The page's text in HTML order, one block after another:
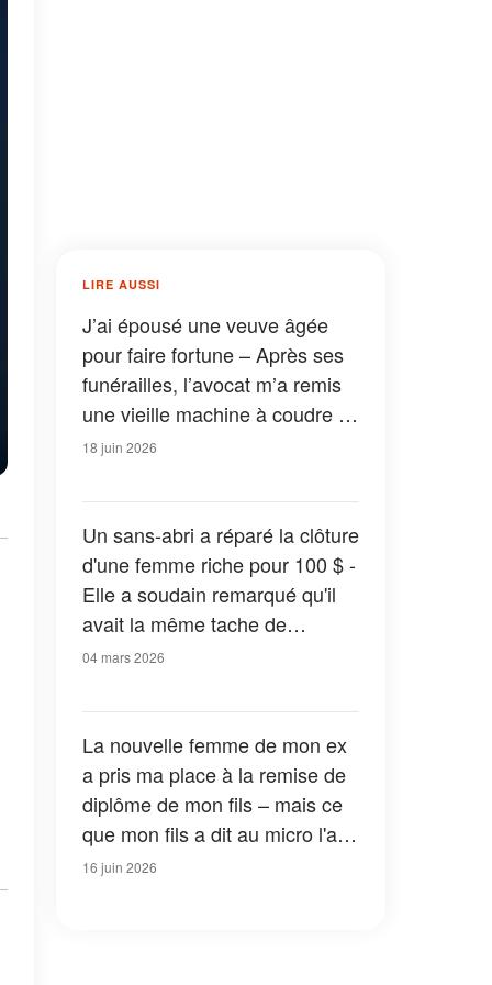
LIRE AUSSI
J’ai épousé une veuve âgée
pour faire fortune – Après ses
funérailles, l’avocat m’a remis
une vieille machine à coudre et
une lettre
18 juin 2026
Un sans-abri a réparé la clôture
d'une femme riche pour 100 $ -
Elle a soudain remarqué qu'il
avait la même tache de
naissance qu'elle
04 mars 2026
La nouvelle femme de mon ex
a pris ma place à la remise de
diplôme de mon fils – mais ce
que mon fils a dit au micro l'a
fait baisser la tête devant tout
16 juin 2026